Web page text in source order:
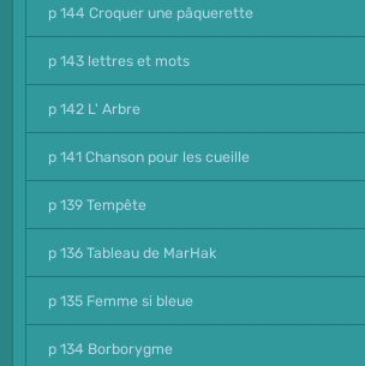
p 144 Croquer une pâquerette
p 143 lettres et mots
p 142 L' Arbre
p 141 Chanson pour les cueille
p 139 Tempête
p 136 Tableau de MarHak
p 135 Femme si bleue
p 134 Borborygme